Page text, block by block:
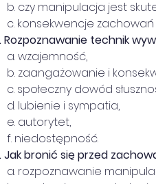
b. czy manipulacja jest
c. konsekwencje zachowań
Rozpoznawanie technik
a. wzajemność,
b. zaangażowanie i
c. społeczny dowód
d. lubienie i sympatia,
e. autorytet,
f. niedostępność.
Jak bronić się przed
a. rozpoznawanie